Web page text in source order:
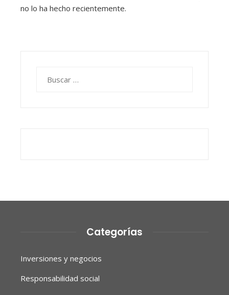
no lo ha hecho recientemente.
Categorías
Inversiones y negocios
Responsabilidad social